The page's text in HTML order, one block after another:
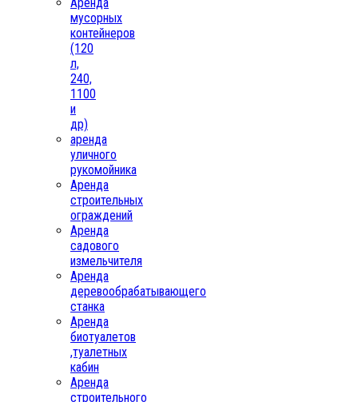
мусорных
контейнеров
(120
л,
240,
1100
и
др)
аренда
уличного
рукомойника
Аренда
строительных
ограждений
Аренда
садового
измельчителя
Аренда
деревообрабатывающего
станка
Аренда
биотуалетов
,туалетных
кабин
Аренда
строительного